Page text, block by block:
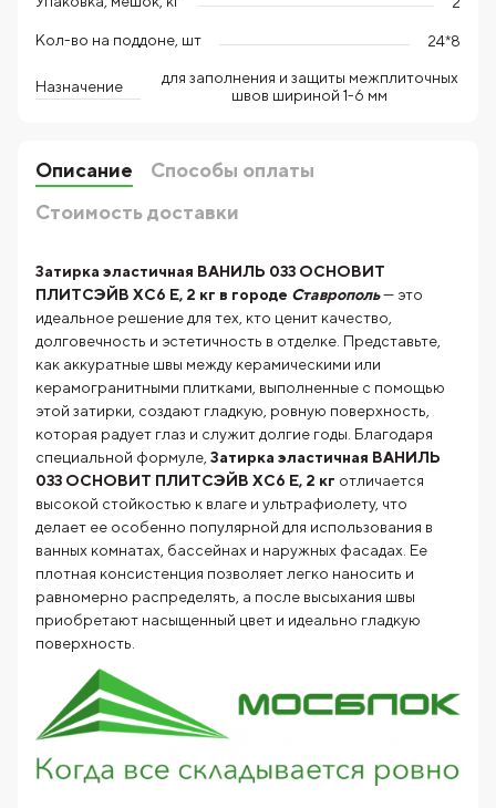
Кол-во на поддоне, шт 24*8
Назначение
для заполнения и защиты межплиточных
швов шириной 1-6 мм
Описание
Способы оплаты
Стоимость доставки
Затирка эластичная ВАНИЛЬ 033 ОСНОВИТ
ПЛИТСЭЙВ XC6 E, 2 кг в городе Ставрополь— это
идеальное решение для тех, кто ценит качество,
долговечность и эстетичность в отделке. Представьте,
как аккуратные швы между керамическими или
керамогранитными плитками, выполненные с помощью
этой затирки, создают гладкую, ровную поверхность,
которая радует глаз и служит долгие годы. Благодаря
специальной формуле, Затирка эластичная ВАНИЛЬ
033 ОСНОВИТ ПЛИТСЭЙВ XC6 E, 2 кг отличается
высокой стойкостью к влаге и ультрафиолету, что
делает ее особенно популярной для использования в
ванных комнатах, бассейнах и наружных фасадах. Ее
плотная консистенция позволяет легко наносить и
равномерно распределять, а после высыхания швы
приобретают насыщенный цвет и идеально гладкую
поверхность.